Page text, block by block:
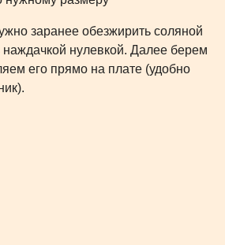
заранее обезжирить соляной
наждачкой нулевкой. Далее берем
его прямо на плате (удобно